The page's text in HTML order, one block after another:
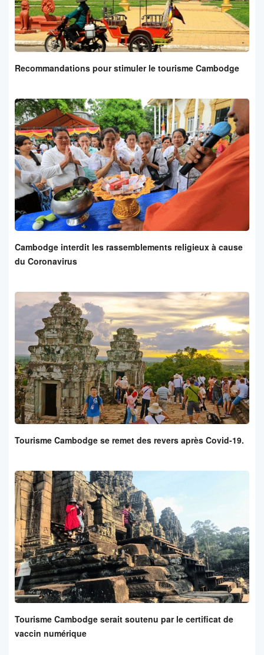
Recommandations pour stimuler le tourisme Cambodge
Cambodge interdit les rassemblements religieux à cause
du Coronavirus
Tourisme Cambodge se remet des revers après Covid-19.
Tourisme Cambodge serait soutenu par le certificat de
vaccin numérique